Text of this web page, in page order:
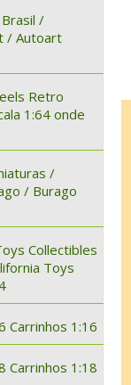
/
/ Autoart
Retro
1:64 onde
/
/ Burago
Collectibles
Toys
Carrinhos 1:16
Carrinhos 1:18